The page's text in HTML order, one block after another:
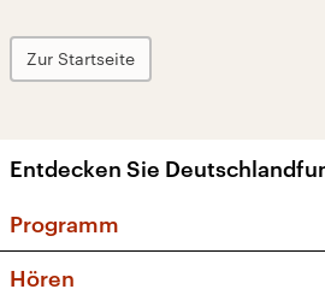
Zur Startseite
Entdecken Sie
Programm
Hören